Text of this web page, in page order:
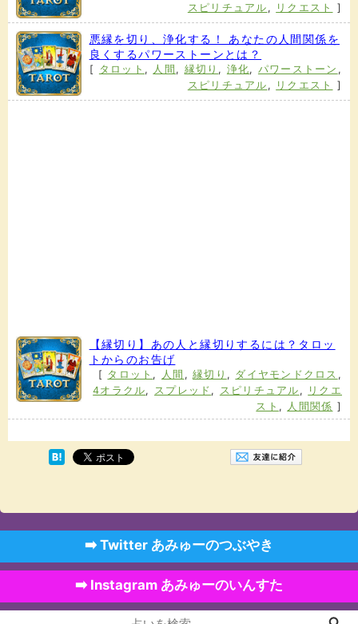
スピリチュアル , リクエスト ]
悪縁を切り、浄化する！ あなたの人間関係を
良くするパワーストーンとは？
[ タロット , 人間 , 縁切り , 浄化, パワーストーン ,
スピリチュアル , リクエスト ]
【縁切り】あの人と縁切りするには？タロッ
トからのお告げ
[ タロット , 人間 ,縁切り , ダイヤモンドクロス ,
4オラクル, スプレッド , スピリチュアル ,
リクエ
スト , 人間関係 ]
➡️ Twitter あみゅーのつぶやき
➡️ Instagram あみゅーのいんすた